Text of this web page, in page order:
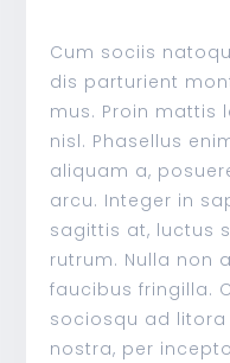
Cum sociis
dis parturient
mus. Proin mattis
nisl. Phasellus
aliquam a,
arcu. Integer in
sagittis at, luctus
rutrum. Nulla non
faucibus fringilla.
sociosqu ad
nostra, per